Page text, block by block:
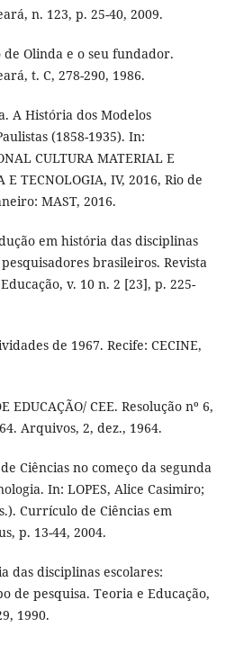
n. 123, p. 25-40, 2009.
de Olinda e o seu fundador.
t. C, 278-290, 1986.
A História dos Modelos
(1858-1935). In:
CULTURA MATERIAL E
E TECNOLOGIA, IV, 2016, Rio de
MAST, 2016.
em história das disciplinas
brasileiros. Revista
v. 10 n. 2 [23], p. 225-
de 1967. Recife: CECINE,
EDUCAÇÃO/ CEE. Resolução nº 6,
Arquivos, 2, dez., 1964.
Ciências no começo da segunda
In: LOPES, Alice Casimiro;
Currículo de Ciências em
p. 13-44, 2004.
das disciplinas escolares:
de pesquisa. Teoria e Educação,
1990.